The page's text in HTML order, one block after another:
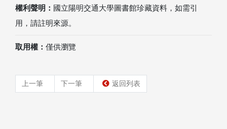
權利聲明： 國立陽明交通大學圖書館珍藏資料，如需引
用，請註明來源。
取用權： 僅供瀏覽
上一筆 下一筆 返回列表